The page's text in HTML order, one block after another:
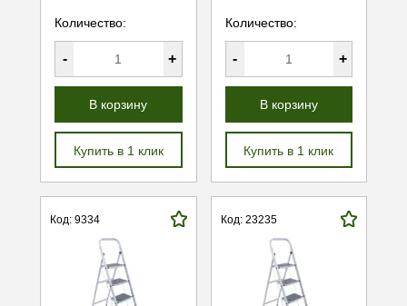
Количество:
- +
В корзину
Купить в 1 клик
Количество:
- +
В корзину
Купить в 1 клик
Код: 9334 Код: 23235